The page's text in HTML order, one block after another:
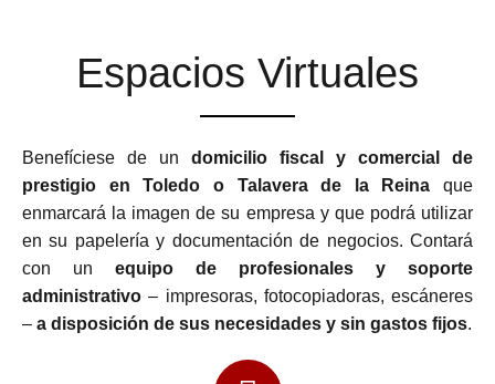
Espacios Virtuales
Benefíciese de un domicilio fiscal y comercial de
prestigio en Toledo o Talavera de la Reina que
enmarcará la imagen de su empresa y que podrá utilizar
en su papelería y documentación de negocios. Contará
con un equipo de profesionales y soporte
administrativo – impresoras, fotocopiadoras, escáneres
– a disposición de sus necesidades y sin gastos fijos.